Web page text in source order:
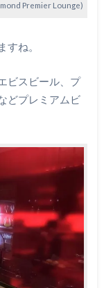
Premier Lounge)
ね。
ビスビール、プ
どプレミアムビ